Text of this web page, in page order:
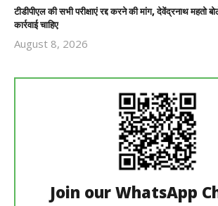
टीडीपीएल की सभी परीक्षाएं रद्द करने की मांग, देवेंद्रनाथ महतो
कार्रवाई चाहिए
August 8, 2026
Join our WhatsApp